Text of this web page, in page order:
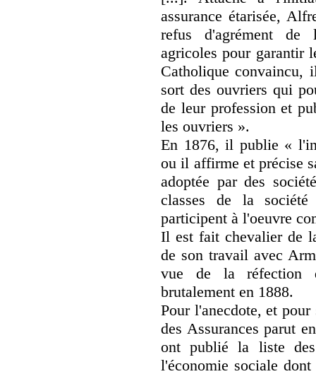
assurance étarisée,
refus d'agrément de
agricoles pour garantir
Catholique convaincu,
sort des ouvriers qui
de leur profession et
les ouvriers ».
En 1876, il publie «
ou il affirme et précise
adoptée par des
classes de la
participent à l'oeuvre
Il est fait chevalier de
de son travail avec
vue de la réfection
brutalement en 1888.
Pour l'anecdote, et
des Assurances parut
ont publié la liste
l'économie sociale